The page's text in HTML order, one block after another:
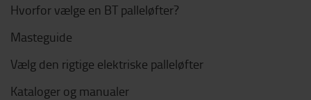
Hvorfor vælge en BT palleløfter?
Masteguide
Vælg den rigtige elektriske palleløfter
Kataloger og manualer